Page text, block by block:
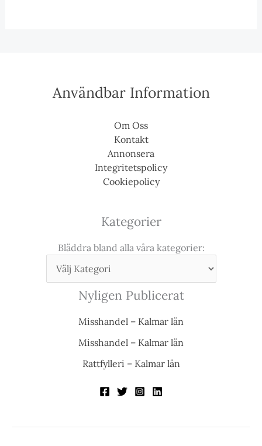
Användbar Information
Om Oss
Kontakt
Annonsera
Integritetspolicy
Cookiepolicy
Kategorier
Bläddra bland alla våra kategorier:
Nyligen Publicerat
Misshandel – Kalmar län
Misshandel – Kalmar län
Rattfylleri – Kalmar län